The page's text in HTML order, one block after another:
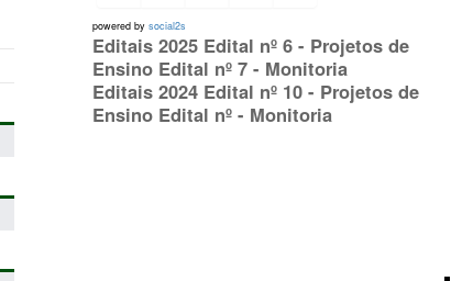
powered bysocial2s
Editais 2025 Edital nº 6 - Projetos de
Ensino Edital nº 7 - Monitoria
Editais 2024 Edital nº 10 - Projetos de
Ensino Edital nº - Monitoria